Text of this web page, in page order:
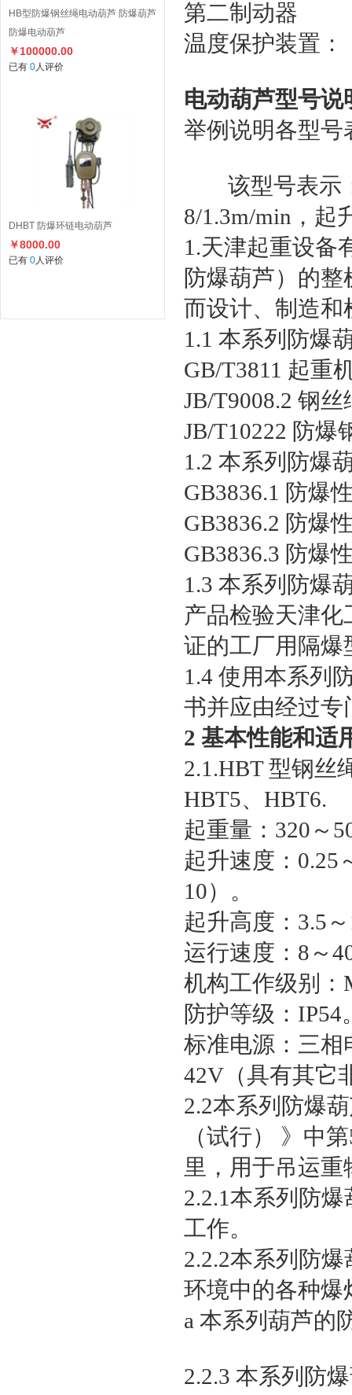
HB型防爆钢丝绳电动葫芦 防爆葫芦
防爆电动葫芦
￥100000.00
已有 0人评价
DHBT 防爆环链电动葫芦
￥8000.00
已有 0人评价
第二制动器
温度保护装置：
电动葫芦型号说
举例说明各型号
该型号表示：
8/1.3m/min，起
1.天津起重设备
防爆葫芦）的
而设计、制造
1.1 本系列防爆
GB/T3811 起重
JB/T9008.2 钢
JB/T10222 防
1.2 本系列防爆
GB3836.1 防爆
GB3836.2 防爆
GB3836.3 防爆
1.3 本系列防爆
产品检验天津
证的工厂用隔
1.4 使用本系列
书并应由经过
2 基本性能和适
2.1.HBT 型钢丝
HBT5、HBT6.
起重量：320～
起升速度：0.25
10）。
起升高度：3.5
运行速度：8～
机构工作级别
防护等级：IP54
标准电源：三相
42V（具有其它
2.2本系列防爆
（试行） 》中
里，用于吊运
2.2.1本系列防
工作。
2.2.2本系列防
环境中的各种
a 本系列葫芦的
2.2.3 本系列防